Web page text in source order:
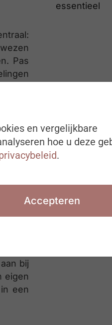
Pas
HR-
willen
een
niet
bij
eigen
een
essentieel
en vergelijkbare
hoe u deze
.
Accepteren